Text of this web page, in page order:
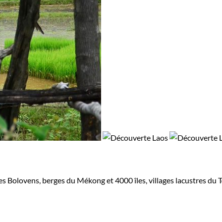
Bolovens, berges du Mékong et 4000 îles, villages lacustres